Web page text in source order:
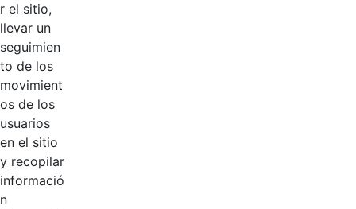
Productos
AÑADIR COMENTARIOS
r el sitio,
llevar un
seguimien
to de los
movimient
os de los
usuarios
en el sitio
y recopilar
informació
n